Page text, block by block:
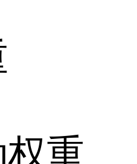
权重